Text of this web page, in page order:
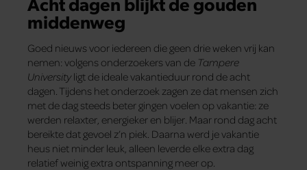
middenweg
Goed nieuws voor iedereen die geen drie weken vrij kan
nemen: volgens onderzoekers van de Tampere
University ligt de ideale vakantieduur rond de acht
dagen. Tijdens het onderzoek zagen ze dat mensen zich
met de dag steeds beter gingen voelen op vakantie: ze
werden relaxter, energieker en blijer. Maar rond dag acht
bereikte dat gevoel z’n piek. Daarna werd je vakantie
heus niet minder leuk, alleen leverde elke extra dag
relatief weinig extra ontspanning meer op.